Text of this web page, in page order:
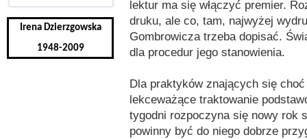
Irena Dzierzgowska
1948-2009
lektur ma się włączyć premier.
druku, ale co, tam, najwyżej
Gombrowicza trzeba dopisać.
dla procedur jego stanowienia.
Dla praktyków znających się
lekceważące traktowanie
tygodni rozpoczyna się nowy rok
powinny być do niego dobrze